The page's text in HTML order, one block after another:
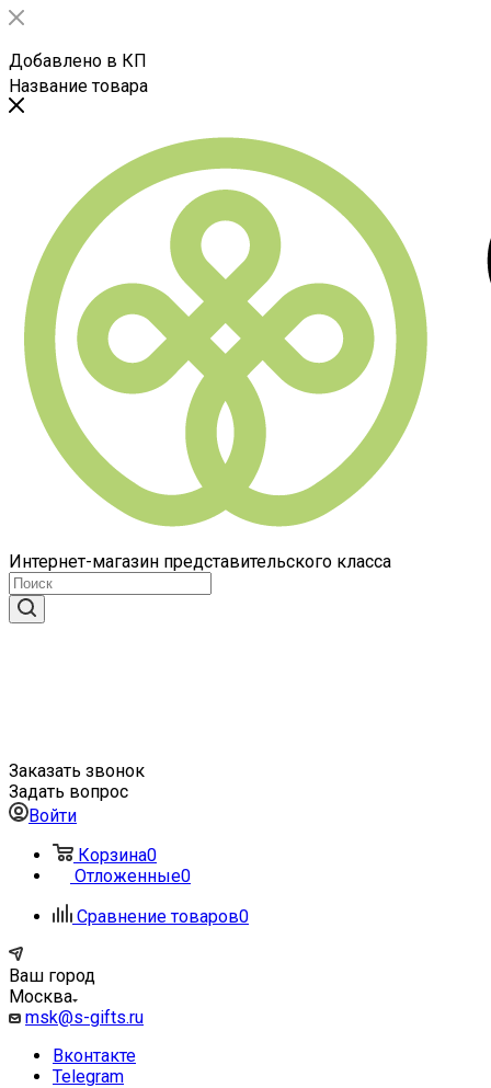
Добавлено в КП
Название товара
Интернет-магазин представительского класса
Заказать звонок
Задать вопрос
Войти
Корзина0
Отложенные0
Сравнение товаров0
Ваш город
Москва
msk@s-gifts.ru
Вконтакте
Telegram